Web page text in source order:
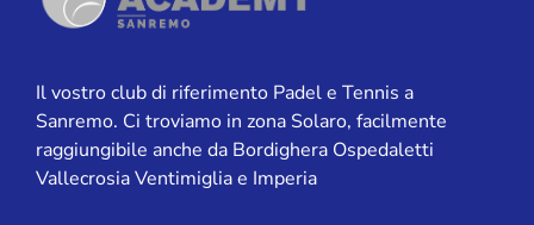
Il vostro club di riferimento Padel e Tennis a
Sanremo. Ci troviamo in zona Solaro, facilmente
raggiungibile anche da Bordighera Ospedaletti
Vallecrosia Ventimiglia e Imperia